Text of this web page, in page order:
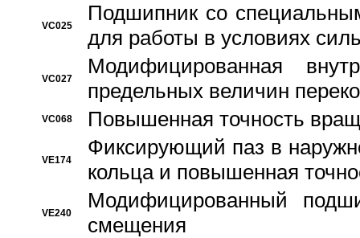
VC025
Подшипник со
для работы в условиях
VC027
Модифицированная
предельных величин
VC068 Повышенная точность
VE174
Фиксирующий паз в
кольца и повышенная
VE240
Модифицированный
смещения